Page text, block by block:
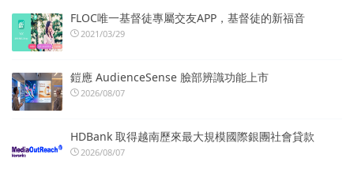
FLOC唯一基督徒專屬交友APP，基督徒的新福音
2021/03/29
鎧應 AudienceSense 臉部辨識功能上市
2026/08/07
HDBank 取得越南歷來最大規模國際銀團社會貸款
2026/08/07